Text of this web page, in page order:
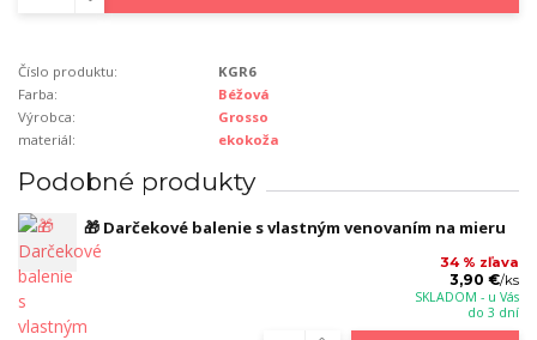
Číslo produktu:
KGR6
Farba:
Béžová
Výrobca:
Grosso
materiál:
ekokoža
Podobné produkty
🎁 Darčekové balenie s vlastným venovaním na mieru
34 % zľava
3,90 €/ks
SKLADOM - u Vás
do 3 dní